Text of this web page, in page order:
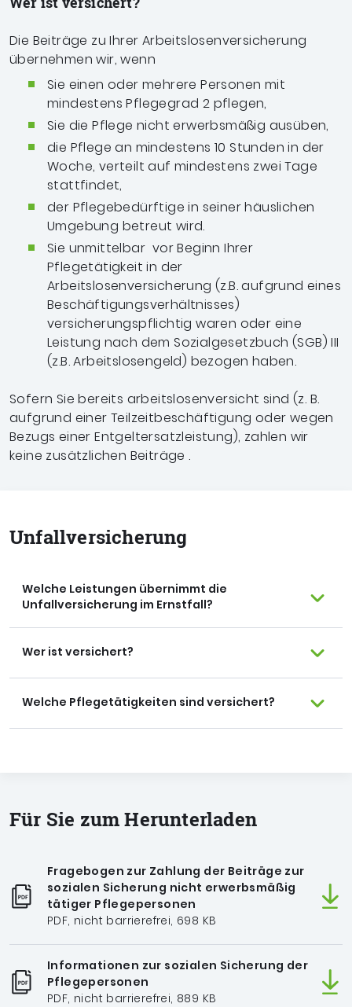
Die Beiträge zu Ihrer Arbeitslosenversicherung
übernehmen wir, wenn
Sie einen oder mehrere Personen mit
mindestens Pflegegrad 2 pflegen,
Sie die Pflege nicht erwerbsmäßig ausüben,
die Pflege an mindestens 10 Stunden in der
Woche, verteilt auf mindestens zwei Tage
stattfindet,
der Pflegebedürftige in seiner häuslichen
Umgebung betreut wird.
Sie unmittelbar vor Beginn Ihrer
Pflegetätigkeit in der
Arbeitslosenversicherung (z.B. aufgrund eines
Beschäftigungsverhältnisses)
versicherungspflichtig waren oder eine
Leistung nach dem Sozialgesetzbuch (SGB) III
(z.B. Arbeitslosengeld) bezogen haben.
Sofern Sie bereits arbeitslosenversicht sind (z. B.
aufgrund einer Teilzeitbeschäftigung oder wegen
Bezugs einer Entgeltersatzleistung), zahlen wir
keine zusätzlichen Beiträge .
Unfall­versicherung
Welche Leistungen übernimmt die
Unfallversicherung im Ernstfall?
Wer ist versichert?
Welche Pflegetätigkeiten sind versichert?
Für Sie zum Herunterladen
Fragebogen zur Zahlung der Beiträge zur
sozialen Sicherung nicht erwerbsmäßig
tätiger Pflegepersonen
PDF, nicht barrierefrei, 698 KB
Informationen zur sozialen Sicherung der
Pflegepersonen
PDF, nicht barrierefrei, 889 KB